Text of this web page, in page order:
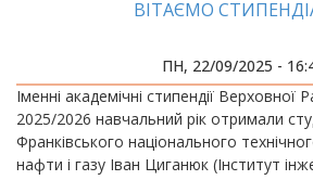
ВІТАЄМО
ПН, 22/09/2025 -
Іменні академічні стипендії Верховної
2025/2026 навчальний рік отримали
Франківського національного
нафти і газу Іван Циганюк (Інститут